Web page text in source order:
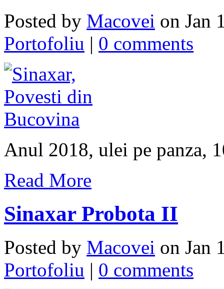
Posted by Macovei on Jan
Portofoliu | 0 comments
Anul 2018, ulei pe panza,
Read More
Sinaxar Probota II
Posted by Macovei on Jan
Portofoliu | 0 comments